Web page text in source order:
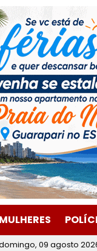
MULHERES
09 agosto